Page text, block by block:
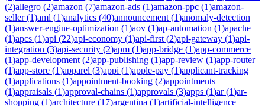
(2)allegro (2)amazon (7)amazon-ads (1)amazon-ppc (1)amazon-
seller(1)aml (1)analytics (40)announcement (1)anomaly-detection
(1)answer-engine-optimization (1)aov (1)ap-automation (1)apache
(1)apcs (1)api (22)api-economy (1)api-first (2)api-gateway (1)api-
integration (3)api-security (2)apm (1)app-bridge (1)app-commerce
(1)app-development (2)app-publishing (1)app-review (1)app-router
(1)app-store (1)apparel (3)appi (1)apple-pay (1)applicant-tracking
(1)applications (1)appointment-booking (2)appointments
(1)appraisals (1)approval-chains (1)approvals (3)apps (1)ar(1)ar-
shopping (1)architecture (17)argentina (1)artificial-intelligence